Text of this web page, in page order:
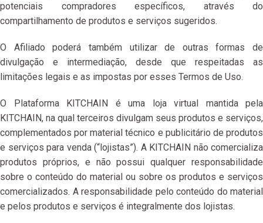
potenciais compradores específicos, através do
compartilhamento de produtos e serviços sugeridos.
O Afiliado poderá também utilizar de outras formas de
divulgação e intermediação, desde que respeitadas as
limitações legais e as impostas por esses Termos de Uso.
O Plataforma KITCHAIN é uma loja virtual mantida pela
KITCHAIN, na qual terceiros divulgam seus produtos e serviços,
complementados por material técnico e publicitário de produtos
e serviços para venda (“lojistas”). A KITCHAIN não comercializa
produtos próprios, e não possui qualquer responsabilidade
sobre o conteúdo do material ou sobre os produtos e serviços
comercializados. A responsabilidade pelo conteúdo do material
e pelos produtos e serviços é integralmente dos lojistas.